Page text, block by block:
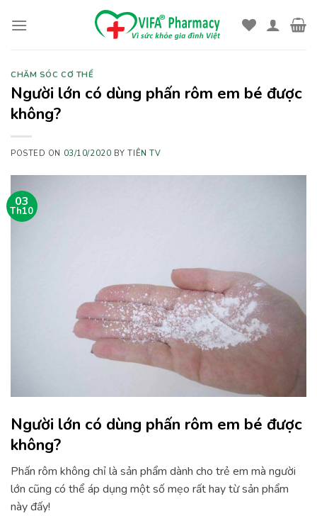
CHĂM SÓC CƠ THỂ
Người lớn có dùng phấn rôm em bé được
không?
POSTED ON 03/10/2020 BYTIÊN TV
03
Th10
Người lớn có dùng phấn rôm em bé được
không?
Phấn rôm không chỉ là sản phẩm dành cho trẻ em mà người
lớn cũng có thể áp dụng một số mẹo rất hay từ sản phẩm
này đấy!